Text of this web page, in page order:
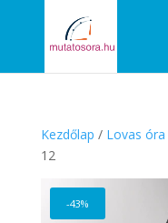
Kezdőlap / Lovas óra
12
-43%